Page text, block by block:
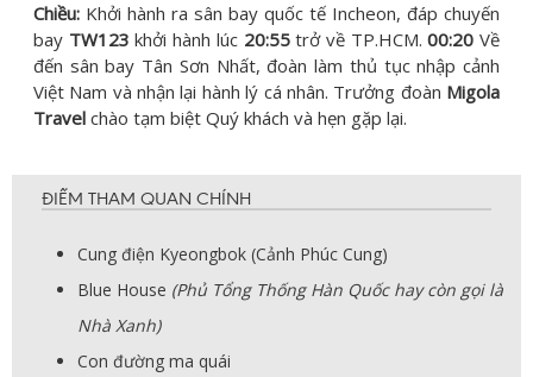
Chiều: Khởi hành ra sân bay quốc tế Incheon, đáp chuyến
bay TW123 khởi hành lúc 20:55trở về TP.HCM.00:20Về
đến sân bay Tân Sơn Nhất, đoàn làm thủ tục nhập cảnh
Việt Nam và nhận lại hành lý cá nhân. Trưởng đoàn Migola
Travel chào tạm biệt Quý khách và hẹn gặp lại.
ĐIỂM THAM QUAN CHÍNH
Cung điện Kyeongbok (Cảnh Phúc Cung)
Blue House (Phủ Tổng Thống Hàn Quốc hay còn gọi là
Nhà Xanh)
Con đường ma quái